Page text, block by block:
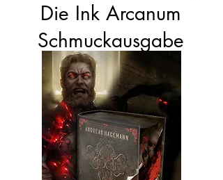
Die Ink Arcanum
Schmuckausgabe